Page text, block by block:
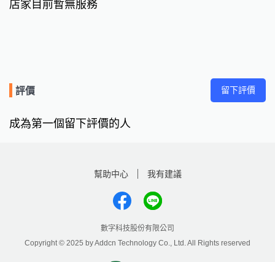
店家目前暫無服務
評價 留下評價
成為第一個留下評價的人
幫助中心 我有建議
數字科技股份有限公司
Copyright © 2025 by Addcn Technology Co., Ltd. All Rights reserved